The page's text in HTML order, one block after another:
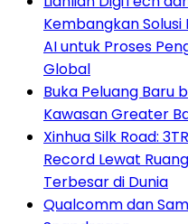
Kembangkan
AI untuk Proses
Global
Buka Peluang Baru
Kawasan Greater
Xinhua Silk Road:
Record Lewat
Terbesar di Dunia
Qualcomm dan